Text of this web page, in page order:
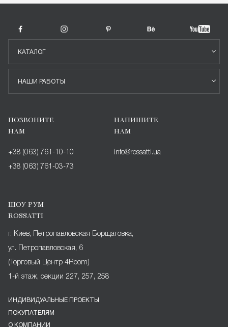
КАТАЛОГ
НАШИ РАБОТЫ
ПОЗВОНИТЕ
НАМ
+38 (063) 761-10-10
+38 (063) 761-03-73
НАПИШИТЕ
НАМ
info@rossatti.ua
ШОУ-РУМ
ROSSATTI
г. Киев, Петропавловская Борщаговка,
ул. Петропавловская, 6
(Торговый Центр 4Room)
1-й этаж, секции 227, 257, 258
ИНДИВИДУАЛЬНЫЕ ПРОЕКТЫ
ПОКУПАТЕЛЯМ
О КОМПАНИИ